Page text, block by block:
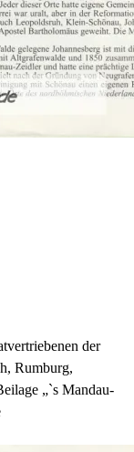
der
Rumburg,
„`s Mandau-